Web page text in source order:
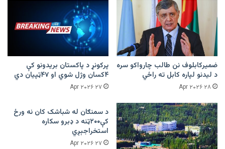
ضمیرکابلوف نن طالب چارواکو سره
د لیدنو لپاره کابل ته راځي
۲۸ Apr ۲۰۲۶
پرکونړ د پاکستان بریدونو کې
۴کسان وژل شوي او ۴۷ټپیان دي
۲۷ Apr ۲۰۲۶
د سمنګان له شباشک کان نه ورځ
کې۲۰۰ټنه د ډبرو سکاره
استخراجېږي
۲۷ Apr ۲۰۲۶